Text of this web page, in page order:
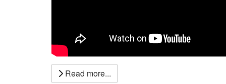
Read more...